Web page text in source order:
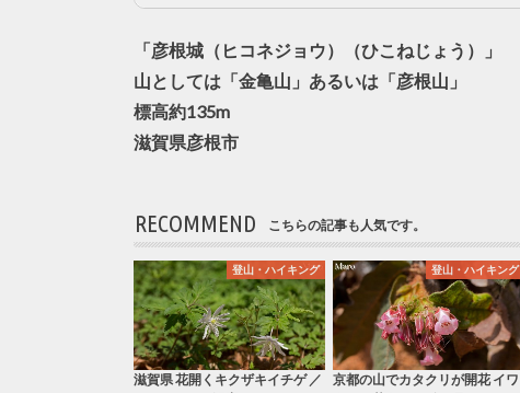
「彦根城（ヒコネジョウ）（ひこねじょう）」
山としては「金亀山」あるいは「彦根山」
標高約135m
滋賀県彦根市
RECOMMEND こちらの記事も人気です。
登山・ハイキング
滋賀県 花開くキクザキイチゲ ／
登山・ハイキング
京都の山でカタクリが開花 イワ